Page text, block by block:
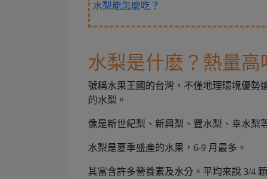
水梨能怎麼吃？
水梨是什麽？熱量高
號稱水果王國的台灣，不僅地理環境優勢
的水梨。
像是新世紀梨、新興梨、豐水梨、幸水梨
水梨是夏季盛產的水果，6-9 月最多。
其富含許多營養素及水分。平均來說 3/4